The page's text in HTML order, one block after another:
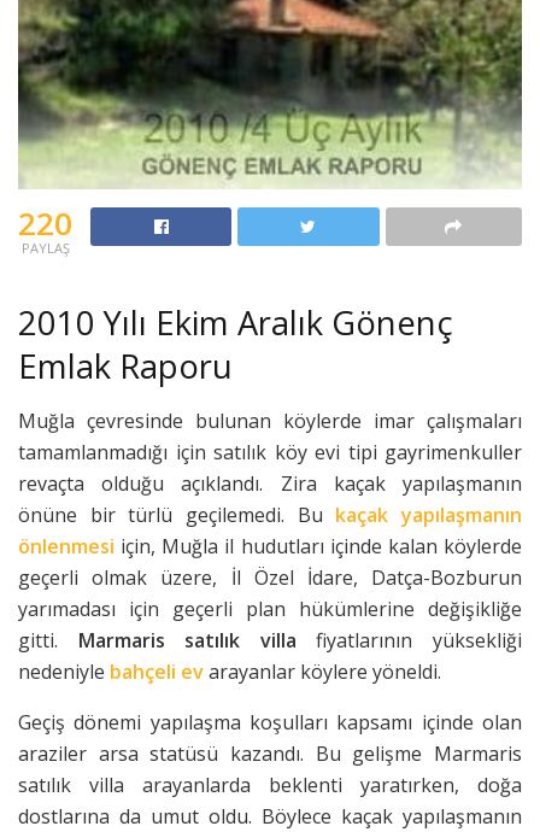
220
PAYLAŞ
2010 Yılı Ekim Aralık Gönenç
Emlak Raporu
Muğla çevresinde bulunan köylerde imar çalışmaları
tamamlanmadığı için satılık köy evi tipi gayrimenkuller
revaçta olduğu açıklandı. Zira kaçak yapılaşmanın
önüne bir türlü geçilemedi. Bu kaçak yapılaşmanın
önlenmesi için, Muğla il hudutları içinde kalan köylerde
geçerli olmak üzere, İl Özel İdare, Datça-Bozburun
yarımadası için geçerli plan hükümlerine değişikliğe
gitti. Marmaris satılık villa fiyatlarının yüksekliği
nedeniyle bahçeli evarayanlar köylere yöneldi.
Geçiş dönemi yapılaşma koşulları kapsamı içinde olan
araziler arsa statüsü kazandı. Bu gelişme Marmaris
satılık villa arayanlarda beklenti yaratırken, doğa
dostlarına da umut oldu. Böylece kaçak yapılaşmanın